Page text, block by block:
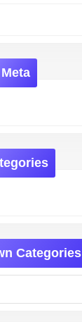
Meta
Categories